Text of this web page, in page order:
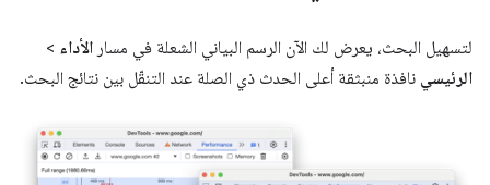
لتسهيل البحث، يعرض لك الآن الرسم البياني الشعلة في مسار الأداء >
الرئيسي نافذة منبثقة أعلى الحدث ذي الصلة عند التنقّل بين نتائج البحث.